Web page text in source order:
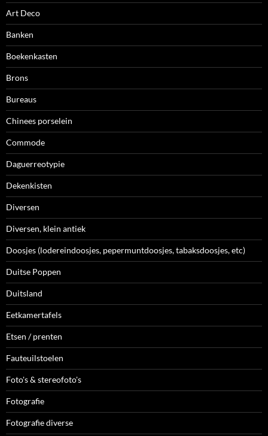
Art Deco
Banken
Boekenkasten
Brons
Bureaus
Chinees porselein
Commode
Daguerreotypie
Dekenkisten
Diversen
Diversen, klein antiek
Doosjes (lodereindoosjes, pepermuntdoosjes, tabaksdoosjes, etc)
Duitse Poppen
Duitsland
Eetkamertafels
Etsen / prenten
Fauteuilstoelen
Foto's & stereofoto's
Fotografie
Fotografie diverse